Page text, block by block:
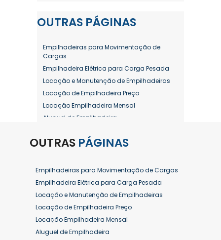
OUTRAS PÁGINAS
Empilhadeiras para Movimentação de
Cargas
Empilhadeira Elétrica para Carga Pesada
Locação e Manutenção de Empilhadeiras
Locação de Empilhadeira Preço
Locação Empilhadeira Mensal
Aluguel de Empilhadeira
Aluguel de Empilhadeira Diária Valor
Aluguel de Empilhadeira Elétrica Preço
Aluguel de Empilhadeira Mensal
Aluguel de Empilhadeira Preço
Aluguel de Empilhadeira Valor
Aluguel de Empilhadeiras Eletricas
Conserto de Empilhadeira
OUTRAS PÁGINAS
Empilhadeiras para Movimentação de Cargas
Empilhadeira Elétrica para Carga Pesada
Locação e Manutenção de Empilhadeiras
Locação de Empilhadeira Preço
Locação Empilhadeira Mensal
Aluguel de Empilhadeira